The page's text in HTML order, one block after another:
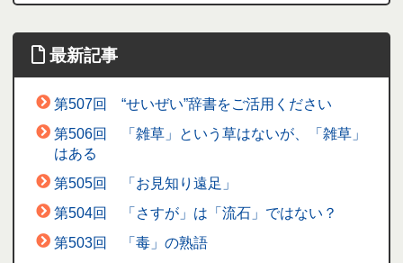
最新記事
第507回 “せいぜい”辞書をご活用ください
第506回 「雑草」という草はないが、「雑草」
はある
第505回 「お見知り遠足」
第504回 「さすが」は「流石」ではない？
第503回 「毒」の熟語